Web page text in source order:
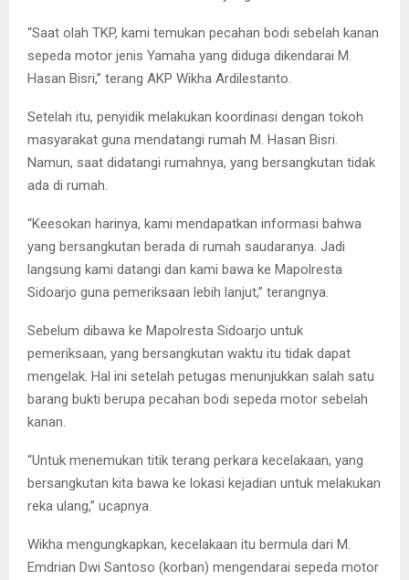
“Saat olah TKP, kami temukan pecahan bodi sebelah kanan
sepeda motor jenis Yamaha yang diduga dikendarai M.
Hasan Bisri,” terang AKP Wikha Ardilestanto.
Setelah itu, penyidik melakukan koordinasi dengan tokoh
masyarakat guna mendatangi rumah M. Hasan Bisri.
Namun, saat didatangi rumahnya, yang bersangkutan tidak
ada di rumah.
“Keesokan harinya, kami mendapatkan informasi bahwa
yang bersangkutan berada di rumah saudaranya. Jadi
langsung kami datangi dan kami bawa ke Mapolresta
Sidoarjo guna pemeriksaan lebih lanjut,” terangnya.
Sebelum dibawa ke Mapolresta Sidoarjo untuk
pemeriksaan, yang bersangkutan waktu itu tidak dapat
mengelak. Hal ini setelah petugas menunjukkan salah satu
barang bukti berupa pecahan bodi sepeda motor sebelah
kanan.
“Untuk menemukan titik terang perkara kecelakaan, yang
bersangkutan kita bawa ke lokasi kejadian untuk melakukan
reka ulang,” ucapnya.
Wikha mengungkapkan, kecelakaan itu bermula dari M.
Emdrian Dwi Santoso (korban) mengendarai sepeda motor